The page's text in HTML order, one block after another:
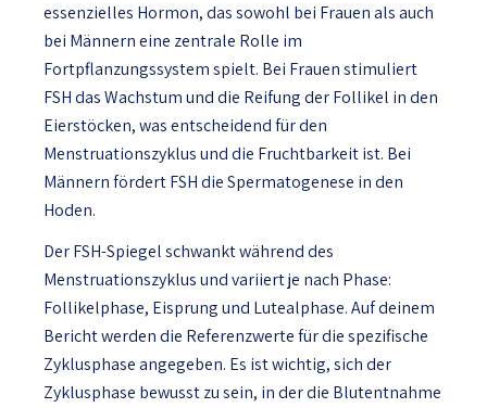
essenzielles Hormon, das sowohl bei Frauen als auch
bei Männern eine zentrale Rolle im
Fortpflanzungssystem spielt. Bei Frauen stimuliert
FSH das Wachstum und die Reifung der Follikel in den
Eierstöcken, was entscheidend für den
Menstruationszyklus und die Fruchtbarkeit ist. Bei
Männern fördert FSH die Spermatogenese in den
Hoden.
Der FSH-Spiegel schwankt während des
Menstruationszyklus und variiert je nach Phase:
Follikelphase, Eisprung und Lutealphase. Auf deinem
Bericht werden die Referenzwerte für die spezifische
Zyklusphase angegeben. Es ist wichtig, sich der
Zyklusphase bewusst zu sein, in der die Blutentnahme